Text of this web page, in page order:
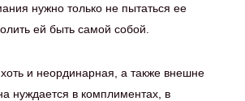
нужно только не пытаться ее
ей быть самой собой.
и неординарная, а также внешне
нуждается в комплиментах, в